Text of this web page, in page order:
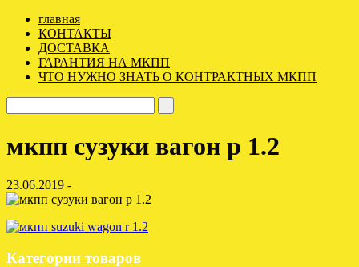
главная
КОНТАКТЫ
ДОСТАВКА
ГАРАНТИЯ НА МКПП
ЧТО НУЖНО ЗНАТЬ О КОНТРАКТНЫХ МКПП
мкпп сузуки вагон р 1.2
23.06.2019 -
Категории товаров